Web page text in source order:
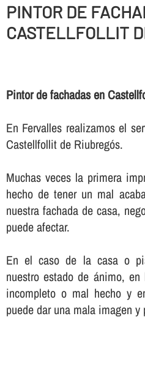
PINTOR DE
CASTELLFOLLIT
Pintor de fachadas en
En Fervalles realizamos el
Castellfollit de Riubregós.
Muchas veces la primera
hecho de tener un mal
nuestra fachada de casa,
puede afectar.
En el caso de la casa o
nuestro estado de ánimo,
incompleto o mal hecho y
puede dar una mala imagen